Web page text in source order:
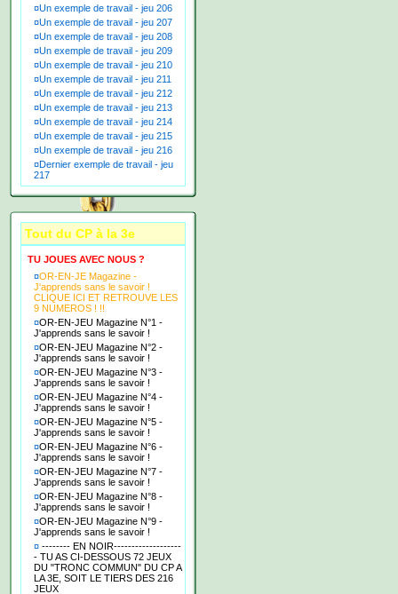
¤Un exemple de travail - jeu 206
¤Un exemple de travail - jeu 207
¤Un exemple de travail - jeu 208
¤Un exemple de travail - jeu 209
¤Un exemple de travail - jeu 210
¤Un exemple de travail - jeu 211
¤Un exemple de travail - jeu 212
¤Un exemple de travail - jeu 213
¤Un exemple de travail - jeu 214
¤Un exemple de travail - jeu 215
¤Un exemple de travail - jeu 216
¤Dernier exemple de travail - jeu
217
Tout du CP à la 3e
TU JOUES AVEC NOUS ?
¤OR-EN-JE Magazine -
J'apprends sans le savoir !
CLIQUE ICI ET RETROUVE LES
9 NUMEROS ! !!
¤OR-EN-JEU Magazine N°1 -
J'apprends sans le savoir !
¤OR-EN-JEU Magazine N°2 -
J'apprends sans le savoir !
¤OR-EN-JEU Magazine N°3 -
J'apprends sans le savoir !
¤OR-EN-JEU Magazine N°4 -
J'apprends sans le savoir !
¤OR-EN-JEU Magazine N°5 -
J'apprends sans le savoir !
¤OR-EN-JEU Magazine N°6 -
J'apprends sans le savoir !
¤OR-EN-JEU Magazine N°7 -
J'apprends sans le savoir !
¤OR-EN-JEU Magazine N°8 -
J'apprends sans le savoir !
¤OR-EN-JEU Magazine N°9 -
J'apprends sans le savoir !
¤ -------- EN NOIR-------------------
- TU AS CI-DESSOUS 72 JEUX
DU "TRONC COMMUN" DU CP A
LA 3E, SOIT LE TIERS DES 216
JEUX